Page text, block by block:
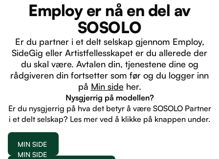
Employ er nå en del av
SOSOLO
Er du partner i et delt selskap gjennom Employ,
SideGig eller Artistfellesskapet er du allerede der
du skal være. Avtalen din, tjenestene dine og
rådgiveren din fortsetter som før og du logger inn
på Min side her.
Nysgjerrig på modellen?
Er du nysgjerrig på hva det betyr å være SOSOLO Partner
i et delt selskap? Les mer ved å klikke på knappen under.
MIN SIDE
MIN SIDE